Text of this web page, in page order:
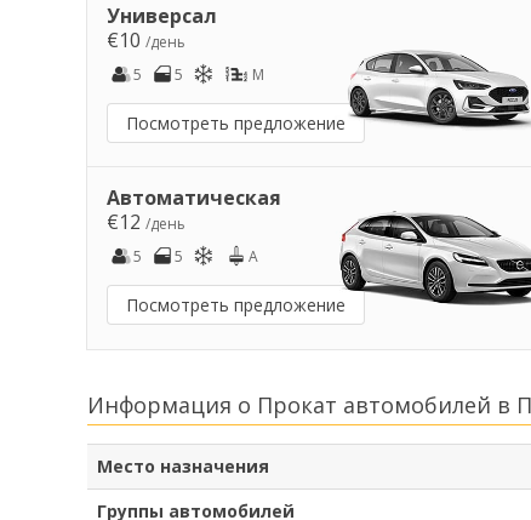
Универсал
€10 /день
5
5 M
Посмотреть предложение
Автоматическая
€12 /день
5
5 A
Посмотреть предложение
Информация о Прокат автомобилей в
Место назначения
Группы автомобилей